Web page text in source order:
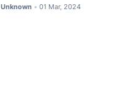
Unknown • 01 Mar, 2024